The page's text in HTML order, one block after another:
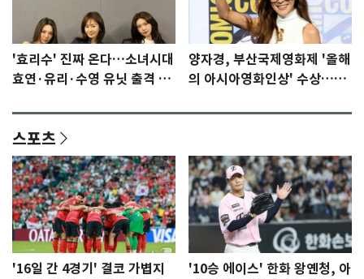
'효리수' 진짜 온다…소녀시대
효연·유리·수영 유닛 출격 [N
양자경, 부산국제영화제 '올해
의 아시아영화인상' 수상…15
스포츠
'16일 간 4경기' 결코 가볍지
'10승 에이스' 한화 왕옌청, 아